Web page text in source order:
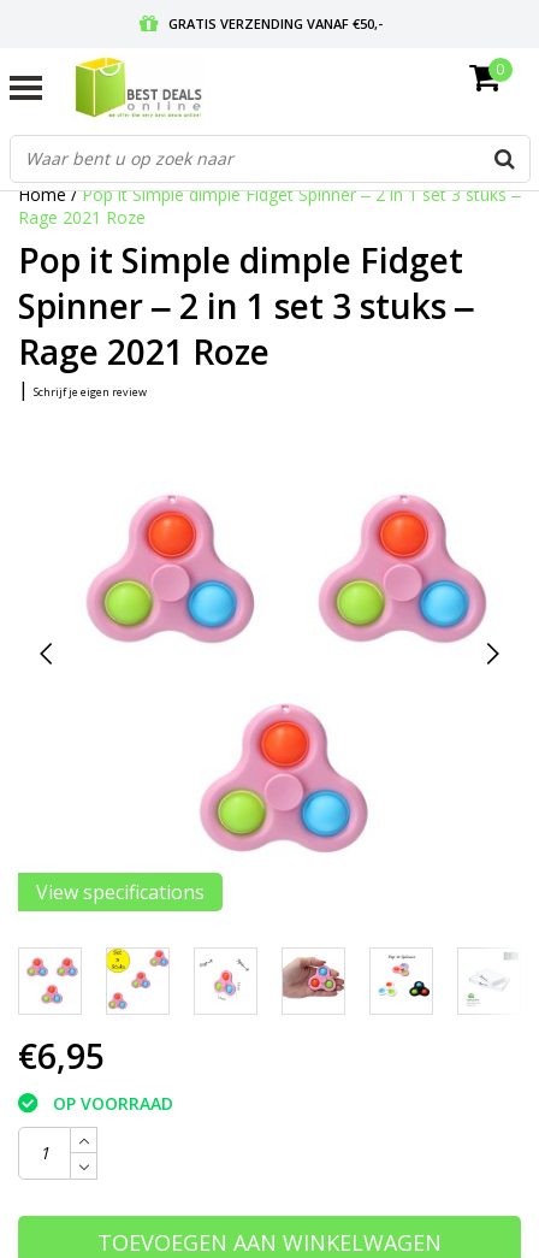
GRATIS VERZENDING VANAF €50,-
GRATIS RETOURNEREN EN 30 DAGEN BEDENKTIJD
0
Home/Pop it Simple dimple Fidget Spinner ‒ 2 in 1 set 3 stuks ‒
Rage 2021 Roze
Pop it Simple dimple Fidget
Spinner ‒ 2 in 1 set 3 stuks ‒
Rage 2021 Roze
| Schrijf je eigen review
View specifications
€6,95
OP VOORRAAD
TOEVOEGEN AAN WINKELWAGEN